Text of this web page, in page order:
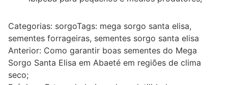
Categorias: sorgoTags: mega sorgo santa elisa,
sementes forrageiras, sementes sorgo santa elisa
Navegação
de
Post
Anterior: Como garantir boas sementes do Mega
Sorgo Santa Elisa em Abaeté em regiões de clima
seco;